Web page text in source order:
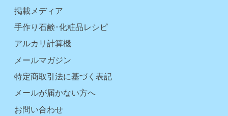
掲載メディア
手作り石鹸･化粧品レシピ
アルカリ計算機
メールマガジン
特定商取引法に基づく表記
メールが届かない方へ
お問い合わせ